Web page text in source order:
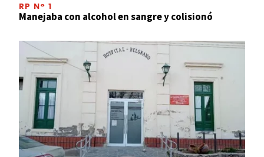
RP N° 1
Manejaba con alcohol en sangre y colisionó